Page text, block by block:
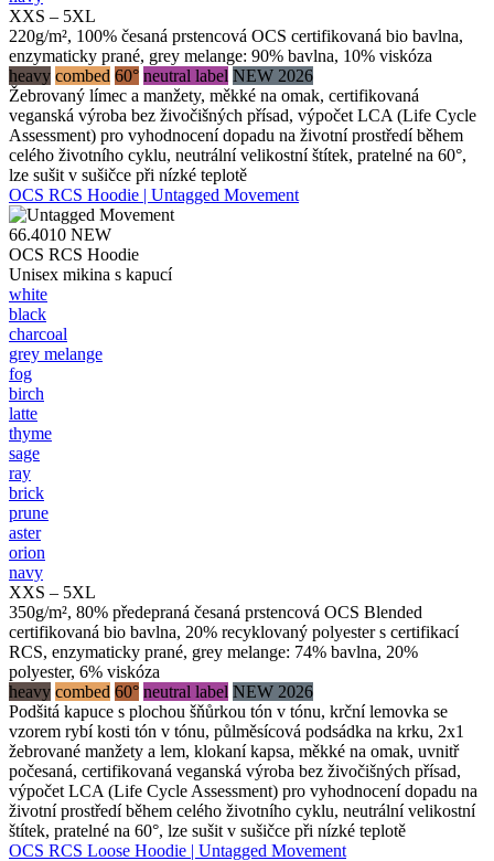
XXS – 5XL
220g/m², 100% česaná prstencová OCS certifikovaná bio bavlna,
enzymaticky prané, grey melange: 90% bavlna, 10% viskóza
heavy combed 60° neutral label NEW 2026
Žebrovaný límec a manžety, měkké na omak, certifikovaná
veganská výroba bez živočišných přísad, výpočet LCA (Life Cycle
Assessment) pro vyhodnocení dopadu na životní prostředí během
celého životního cyklu, neutrální velikostní štítek, pratelné na 60°,
lze sušit v sušičce při nízké teplotě
OCS RCS Hoodie | Untagged Movement
66.4010 NEW
OCS RCS Hoodie
Unisex mikina s kapucí
white
black
charcoal
grey melange
fog
birch
latte
thyme
sage
ray
brick
prune
aster
orion
navy
XXS – 5XL
350g/m², 80% předepraná česaná prstencová OCS Blended
certifikovaná bio bavlna, 20% recyklovaný polyester s certifikací
RCS, enzymaticky prané, grey melange: 74% bavlna, 20%
polyester, 6% viskóza
heavy combed 60° neutral label NEW 2026
Podšitá kapuce s plochou šňůrkou tón v tónu, krční lemovka se
vzorem rybí kosti tón v tónu, půlměsícová podsádka na krku, 2x1
žebrované manžety a lem, klokaní kapsa, měkké na omak, uvnitř
počesaná, certifikovaná veganská výroba bez živočišných přísad,
výpočet LCA (Life Cycle Assessment) pro vyhodnocení dopadu na
životní prostředí během celého životního cyklu, neutrální velikostní
štítek, pratelné na 60°, lze sušit v sušičce při nízké teplotě
OCS RCS Loose Hoodie | Untagged Movement